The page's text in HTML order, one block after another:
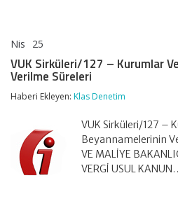
Nis 25
–
Kurumlar
Vergisi
Beyannamelerinin
Süreleri
VUK Sirküleri/127 – Kurumlar
Verilme Süreleri
Haberi Ekleyen: Klas Denetim
VUK Sirküleri/127 –
Beyannamelerinin
VE MALİYE
VERGİ USUL